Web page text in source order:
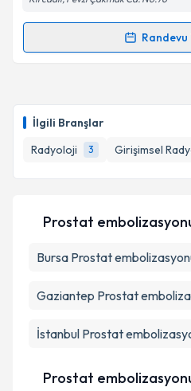
İlgili Branşlar
Radyoloji
3 Girişimsel
Randevu
Randevu Takvimi
için bir takvim
bilgilendireceğiz.
E-posta Adresiniz
Kişisel verilerimin
kapsamda işlenmesini
Takvim
Prostat
Bursa Prostat
Gaziantep Prostat
İstanbul Prostat
Prostat